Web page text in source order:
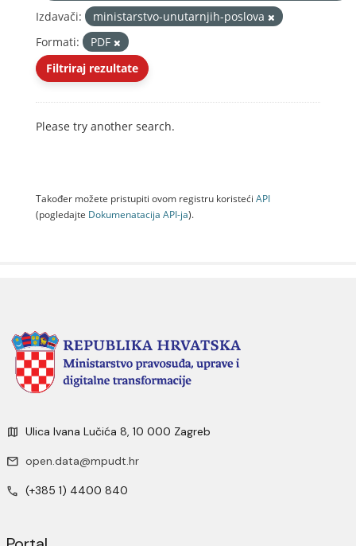
Izdavači:
ministarstvo-unutarnjih-poslova
Formati:
PDF
Filtriraj rezultate
Please try another search.
Također možete pristupiti ovom registru koristeći API
(pogledajte Dokumenаtаcijа API-jа).